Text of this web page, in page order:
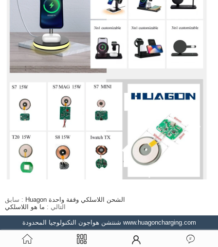
سابق :
Huagon الشحن اللاسلكي وقفة واحدة
التالي : ما هو اللاسلكي
شنتشن هواجون التكنولوجيا المحدودة www.huagoncharging.com